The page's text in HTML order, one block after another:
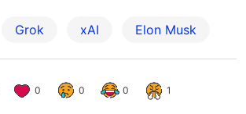
Grok xAI Elon Musk
0 0 0 1